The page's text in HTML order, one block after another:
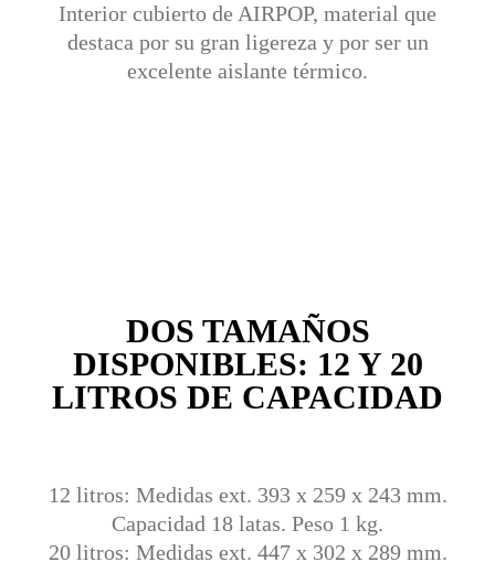
Interior cubierto de AIRPOP, material que
destaca por su gran ligereza y por ser un
excelente aislante térmico.
DOS TAMAÑOS
DISPONIBLES: 12 Y 20
LITROS DE CAPACIDAD
12 litros: Medidas ext. 393 x 259 x 243 mm.
Capacidad 18 latas. Peso 1 kg.
20 litros: Medidas ext. 447 x 302 x 289 mm.